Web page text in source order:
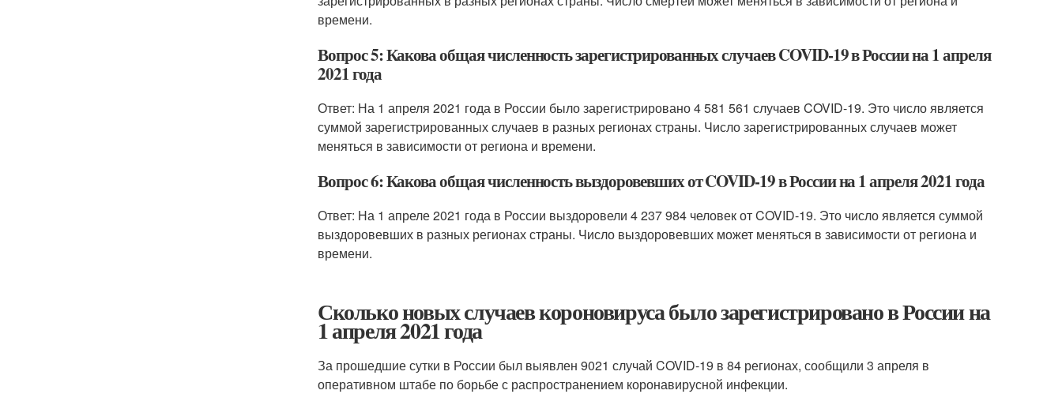
времени.
Вопрос 5: Какова общая численность зарегистрированных случаев COVID-19 в России на 1 апреля
2021 года
Ответ: На 1 апреля 2021 года в России было зарегистрировано 4 581 561 случаев COVID-19. Это число является
суммой зарегистрированных случаев в разных регионах страны. Число зарегистрированных случаев может
меняться в зависимости от региона и времени.
Вопрос 6: Какова общая численность выздоровевших от COVID-19 в России на 1 апреля 2021 года
Ответ: На 1 апреле 2021 года в России выздоровели 4 237 984 человек от COVID-19. Это число является суммой
выздоровевших в разных регионах страны. Число выздоровевших может меняться в зависимости от региона и
времени.
Сколько новых случаев короновируса было зарегистрировано в России на
1 апреля 2021 года
За прошедшие сутки в России был выявлен 9021 случай COVID-19 в 84 регионах, сообщили 3 апреля в
оперативном штабе по борьбе с распространением коронавирусной инфекции.